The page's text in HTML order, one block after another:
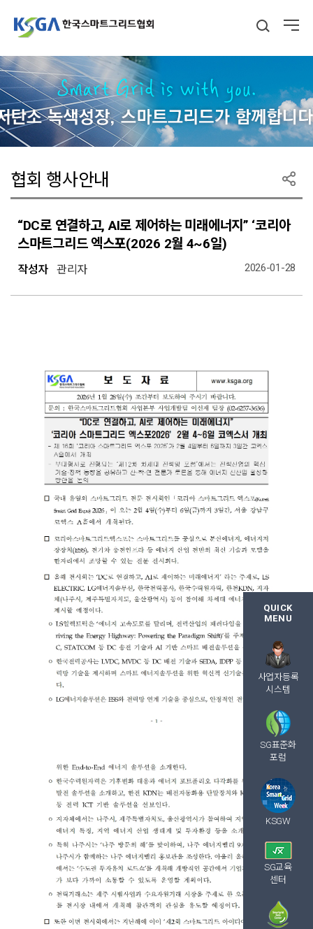
QUICK
MENU
사업자등록
시스템
SG표준화
포럼
KSGW
SG교육
센터
협회 행사안내
“DC로 연결하고, AI로 제어하는 미래에너지” ‘코리아
스마트그리드 엑스포(2026 2월 4~6일)
작성자 관리자 2026-01-28